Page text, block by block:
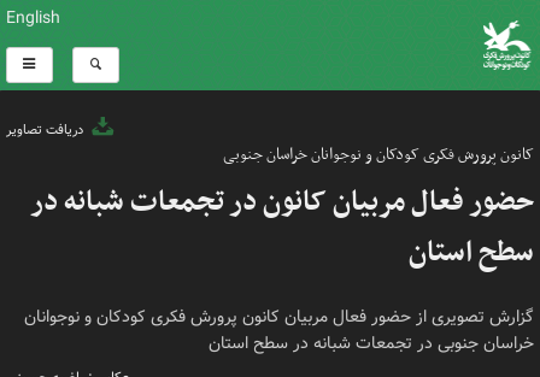
English
دریافت تصاویر
کانون پرورش فکری کودکان و نوجوانان خراسان جنوبی
حضور فعال مربیان کانون در تجمعات شبانه در
سطح استان
گزارش تصویری از حضور فعال مربیان کانون پرورش فکری کودکان و نوجوانان
خراسان جنوبی در تجمعات شبانه در سطح استان